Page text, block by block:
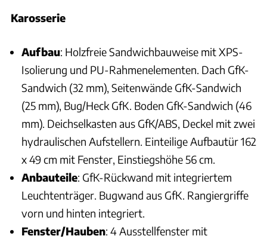
Karosserie
Aufbau: Holzfreie Sandwichbauweise mit XPS-
Isolierung und PU-Rahmenelementen. Dach GfK-
Sandwich (32 mm), Seitenwände GfK-Sandwich
(25 mm), Bug/Heck GfK. Boden GfK-Sandwich (46
mm). Deichselkasten aus GfK/ABS, Deckel mit zwei
hydraulischen Aufstellern. Einteilige Aufbautür 162
x 49 cm mit Fenster, Einstiegshöhe 56 cm.
Anbauteile: GfK-Rückwand mit integriertem
Leuchtenträger. Bugwand aus GfK. Rangiergriffe
vorn und hinten integriert.
Fenster/Hauben: 4 Ausstellfenster mit